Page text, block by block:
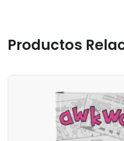
Productos